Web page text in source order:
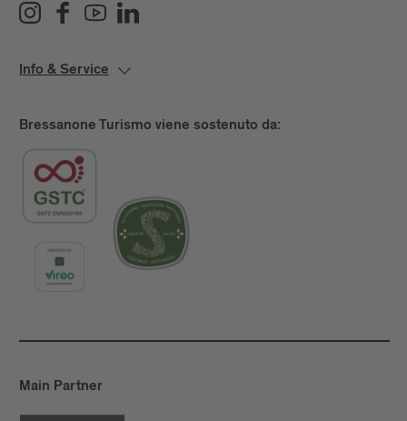
Info & Service
Bressanone Turismo viene sostenuto da:
Main Partner